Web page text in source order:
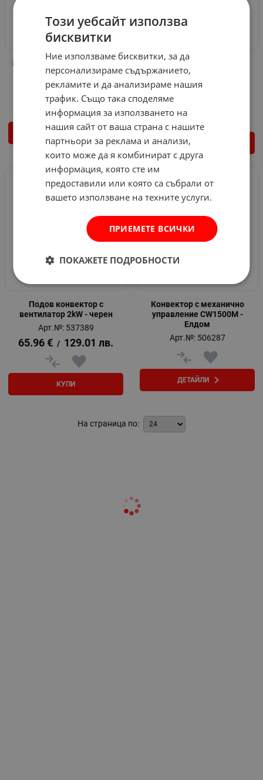
Подов конвектор 2kW - бял
Арт.№: 537386
лв.
Подов конвектор с
вентилатор 2kW - бял
Арт.№: 537388
65.96
КУПИ
Подов конвектор с
вентилатор 2kW - черен
Арт.№: 537389
65.96 € / 129.01 лв.
КУПИ
Конвектор с механично
управление CW1500M -
Елдом
Арт.№: 506287
ДЕТАЙЛИ
На страница по:
Този уебсайт използва
бисквитки
Ние използваме бисквитки, за да
персонализираме съдържанието,
рекламите и да анализираме нашия
трафик. Също така споделяме
информация за използването на
нашия сайт от ваша страна с нашите
партньори за реклама и анализи,
които може да я комбинират с друга
информация, която сте им
предоставили или която са събрали от
вашето използване на техните услуги.
ПРИЕМЕТЕ ВСИЧКИ
ПОКАЖЕТЕ ПОДРОБНОСТИ